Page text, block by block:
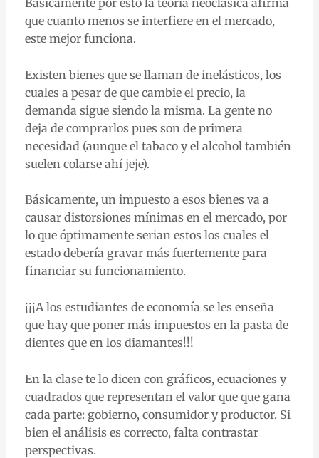
Básicamente por esto la teoría neoclásica afirma
que cuanto menos se interfiere en el mercado,
este mejor funciona.
Existen bienes que se llaman de inelásticos, los
cuales a pesar de que cambie el precio, la
demanda sigue siendo la misma. La gente no
deja de comprarlos pues son de primera
necesidad (aunque el tabaco y el alcohol también
suelen colarse ahí jeje).
Básicamente, un impuesto a esos bienes va a
causar distorsiones mínimas en el mercado, por
lo que óptimamente serian estos los cuales el
estado debería gravar más fuertemente para
financiar su funcionamiento.
¡¡¡A los estudiantes de economía se les enseña
que hay que poner más impuestos en la pasta de
dientes que en los diamantes!!!
En la clase te lo dicen con gráficos, ecuaciones y
cuadrados que representan el valor que que gana
cada parte: gobierno, consumidor y productor. Si
bien el análisis es correcto, falta contrastar
perspectivas.